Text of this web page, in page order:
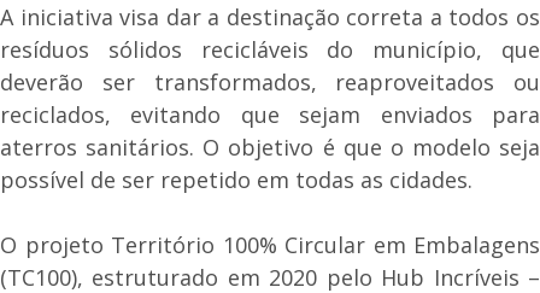
A iniciativa visa dar a destinação correta a todos os
resíduos sólidos recicláveis do município, que
deverão ser transformados, reaproveitados ou
reciclados, evitando que sejam enviados para
aterros sanitários. O objetivo é que o modelo seja
possível de ser repetido em todas as cidades.
O projeto Território 100% Circular em Embalagens
(TC100), estruturado em 2020 pelo Hub Incríveis –